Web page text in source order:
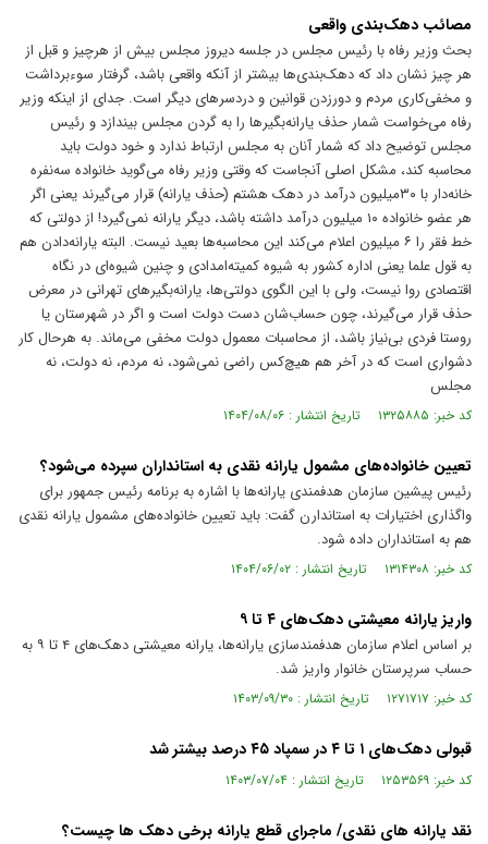
مصائب دهک‌بندی واقعی
بحث وزیر رفاه با رئیس مجلس در جلسه دیروز مجلس بیش از هرچیز و قبل از
هر چیز نشان داد که دهک‌بندی‌ها بیشتر از آنکه واقعی باشد، گرفتار سوءبرداشت
و مخفی‌کاری مردم و دورزدن قوانین و دردسر‌های دیگر است. جدای از اینکه وزیر
رفاه می‌خواست شمار حذف یارانه‌بگیر‌ها را به گردن مجلس بیندازد و رئیس
مجلس توضیح داد که شمار آنان به مجلس ارتباط ندارد و خود دولت باید
محاسبه کند، مشکل اصلی آنجاست که وقتی وزیر رفاه می‌گوید خانواده سه‌نفره
خانه‌دار با ۳۰‌میلیون درآمد در دهک هشتم (حذف یارانه) قرار می‌گیرند یعنی اگر
هر عضو خانواده ۱۰ میلیون درآمد داشته باشد، دیگر یارانه نمی‌گیرد! از دولتی که
خط فقر را ۶ میلیون اعلام می‌کند این محاسبه‌ها بعید نیست. البته یارانه‌دادن هم
به قول علما یعنی اداره کشور به شیوه کمیته‌امدادی و چنین شیوه‌ای در نگاه
اقتصادی روا نیست، ولی با این الگوی دولتی‌ها، یارانه‌بگیر‌های تهرانی در معرض
حذف قرار می‌گیرند، چون حساب‌شان دست دولت است و اگر در شهرستان یا
روستا فردی بی‌نیاز باشد، از محاسبات معمول دولت مخفی می‌ماند. به هرحال کار
دشواری است که در آخر هم هیچ‌کس راضی نمی‌شود، نه مردم، نه دولت، نه
مجلس
کد خبر: ۱۳۲۵۸۸۵ تاریخ انتشار : ۱۴۰۴/۰۸/۰۶
تعیین خانواده‌های مشمول یارانه نقدی به استانداران سپرده می‌شود؟
رئیس پیشین سازمان هدفمندی یارانه‌ها با اشاره به برنامه رئیس جمهور برای
واگذاری اختیارات به استاندارن گفت: باید تعیین خانواده‌های مشمول یارانه نقدی
هم به استانداران داده شود.
کد خبر: ۱۳۱۴۳۰۸ تاریخ انتشار : ۱۴۰۴/۰۶/۰۲
واریز یارانه معیشتی دهک‌های ۴ تا ۹
بر اساس اعلام سازمان هدفمندسازی یارانه‌ها، یارانه معیشتی دهک‌های ۴ تا ۹ به
حساب سرپرستان خانوار واریز شد.
کد خبر: ۱۲۷۱۷۱۷ تاریخ انتشار : ۱۴۰۳/۰۹/۳۰
قبولی دهک‌های ۱ تا ۴ در سمپاد ۴۵ درصد بیشتر شد
کد خبر: ۱۲۵۳۵۶۹ تاریخ انتشار : ۱۴۰۳/۰۷/۰۴
نقد یارانه های نقدی/ ماجرای قطع یارانه برخی دهک ها چیست؟